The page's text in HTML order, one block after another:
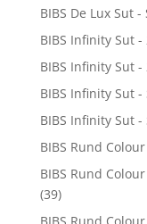
BIBS De Lux Sut
BIBS Infinity Sut -
BIBS Infinity Sut -
BIBS Infinity Sut -
BIBS Infinity Sut
BIBS Rund
BIBS Rund
(39)